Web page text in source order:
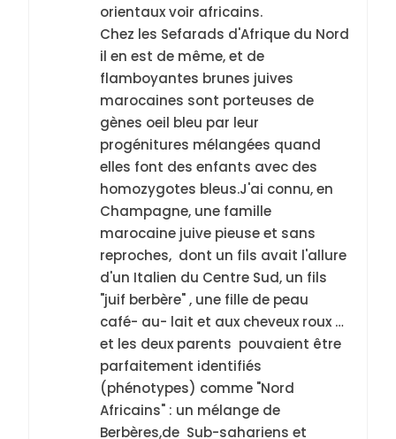
orientaux voir africains.
Chez les Sefarads d'Afrique du Nord
il en est de même, et de
flamboyantes brunes juives
marocaines sont porteuses de
gènes oeil bleu par leur
progénitures mélangées quand
elles font des enfants avec des
homozygotes bleus.J'ai connu, en
Champagne, une famille
marocaine juive pieuse et sans
reproches, dont un fils avait l'allure
d'un Italien du Centre Sud, un fils
"juif berbère" , une fille de peau
café- au- lait et aux cheveux roux …
et les deux parents pouvaient être
parfaitement identifiés
(phénotypes) comme "Nord
Africains" : un mélange de
Berbères,de Sub-sahariens et